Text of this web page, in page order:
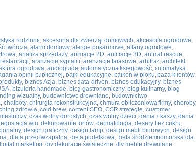
rodzinne, akcesoria dla zwierząt domowych, akcesoria ogrodowe,
twórcza, alarm domowy, alergie pokarmowe, altany ogrodowe,
, analiza sprzedaży, animacje 2D, animacje 3D, animal rescue,
, aranżacje sypialni, aranżacje tarasowe, arbitraż, architekt
ogrodowa, audioguide, automatyczna księgowość, automatyka
opinii publicznej, bajki edukacyjne, balkon w bloku, baza klientów,
, biznes Azja, biznes data-driven, biznes edukacyjny, biznes
, bizuteria handmade, blog gastronomiczny, blog kulinarny, blog
wizualny, budownictwo drewniane, budownictwo
, chatboty, chirurgia rekonstrukcyjna, chmura obliczeniowa firmy, choroby
zdrowia, cold brew, content SEO, CSR strategie, customer
, czas wolny dorosłych, czas wolny dzieci, dania z kaszy, dania
win, dekorowanie tortów, dermatologia, desery bez cukru,
, design graficzny, design lamp, design mebli biurowych, design
, dieta przeciwzapalna, dieta pudełkowa, dieta śródziemnomorska dla
marketing, diy dekoracje świąteczne, diy meble drewniane,